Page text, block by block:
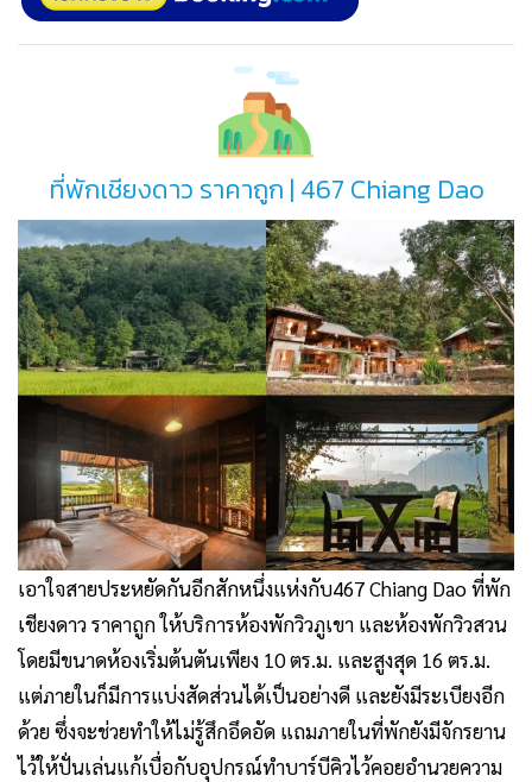
ที่พักเชียงดาว ราคาถูก | 467 Chiang Dao
เอาใจสายประหยัดกันอีกสักหนึ่งแห่งกับ467 Chiang Daoที่พัก
เชียงดาว ราคาถูกให้บริการห้องพักวิวภูเขา และห้องพักวิวสวน
โดยมีขนาดห้องเริ่มต้นตันเพียง 10 ตร.ม. และสูงสุด 16 ตร.ม.
แต่ภายในก็มีการแบ่งสัดส่วนได้เป็นอย่างดี และยังมีระเบียงอีก
ด้วย ซึ่งจะช่วยทำให้ไม่รู้สึกอึดอัด แถมภายในที่พักยังมีจักรยาน
ไว้ให้ปั่นเล่นแก้เบื่อกับอุปกรณ์ทำบาร์บีคิวไว้คอยอำนวยความ